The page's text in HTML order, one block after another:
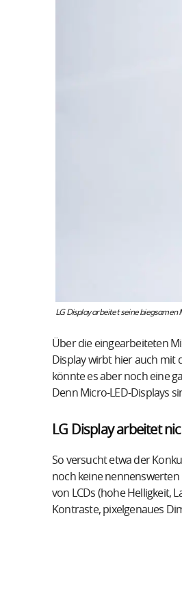
LG Display arbeitet seine biegsamen
Über die eingearbeiteten
Display wirbt hier auch
könnte es aber noch eine
Denn Micro-LED-Displays
LG Display arbeitet
So versucht etwa der
noch keine
von LCDs (hohe Helligkeit,
Kontraste, pixelgenaues